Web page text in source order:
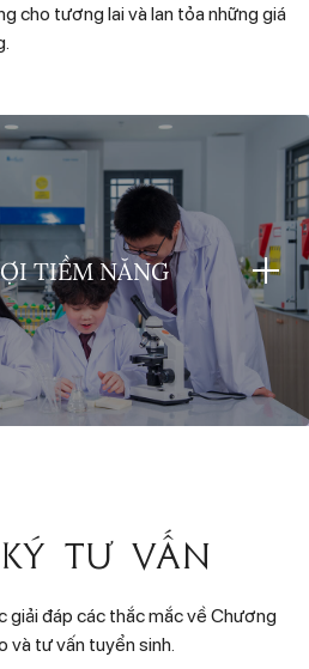
cho tương lai và lan tỏa những giá
TIỀM NĂNG
tư vấn
giải đáp các thắc mắc về Chương
và tư vấn tuyển sinh.